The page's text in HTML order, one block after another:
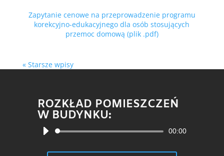
Zapytanie cenowe na przeprowadzenie programu
korekcyjno-edukacyjnego dla osób stosujących
przemoc domową (plik .pdf)
« Starsze wpisy
ROZKŁAD POMIESZCZEŃ
W BUDYNKU:
Odtwarzacz
dźwiękowych
00:00